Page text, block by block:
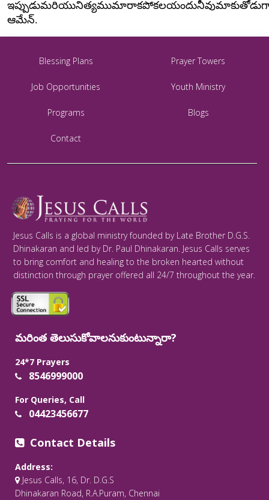
ఇప్పుడుమరియునిత్యముమారాకపోకలయందునీవుమాకు
ఆమేన్.
Blessing Plans Prayer Towers
Job Opportunities Youth Ministry
Programs Blogs
Contact
Jesus Calls is a global ministry founded by Late Brother D.G.S.
Dhinakaran and led by Dr. Paul Dhinakaran. Jesus Calls serves
to bring comfort and healing to the broken hearted without
distinction through prayer offered all 24/7 throughout the year.
మరింత తెలుసుకోవాలనుకుంటున్నారా?
24*7 Prayers
8546999000
For Queries, Call
04423456677
Contact Details
Address:
Jesus Calls, 16, Dr. D.G.S
Dhinakaran Road, R.A.Puram, Chennai